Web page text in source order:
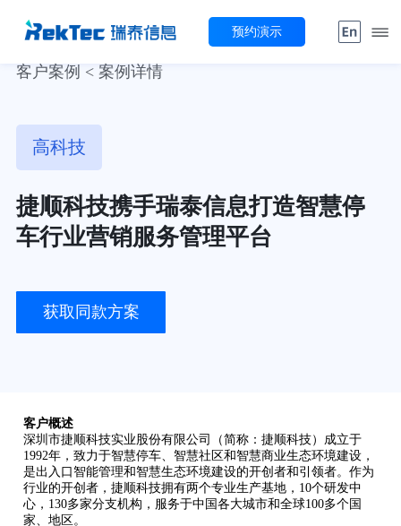
预约演示
客户案例 < 案例详情
高科技
捷顺科技携手瑞泰信息打造智慧停
车行业营销服务管理平台
获取同款方案
客户概述
深圳市捷顺科技实业股份有限公司（简称：捷顺科技）成立于
1992年，致力于智慧停车、智慧社区和智慧商业生态环境建设，
是出入口智能管理和智慧生态环境建设的开创者和引领者。作为
行业的开创者，捷顺科技拥有两个专业生产基地，10个研发中
心，130多家分支机构，服务于中国各大城市和全球100多个国
家、地区。